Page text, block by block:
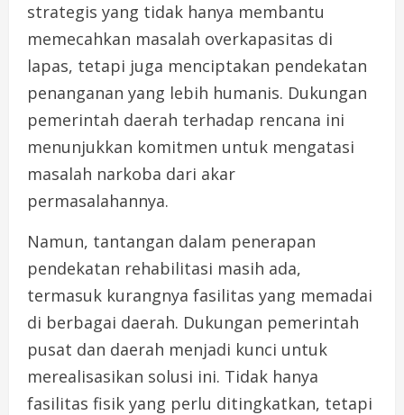
strategis yang tidak hanya membantu
memecahkan masalah overkapasitas di
lapas, tetapi juga menciptakan pendekatan
penanganan yang lebih humanis. Dukungan
pemerintah daerah terhadap rencana ini
menunjukkan komitmen untuk mengatasi
masalah narkoba dari akar
permasalahannya.
Namun, tantangan dalam penerapan
pendekatan rehabilitasi masih ada,
termasuk kurangnya fasilitas yang memadai
di berbagai daerah. Dukungan pemerintah
pusat dan daerah menjadi kunci untuk
merealisasikan solusi ini. Tidak hanya
fasilitas fisik yang perlu ditingkatkan, tetapi